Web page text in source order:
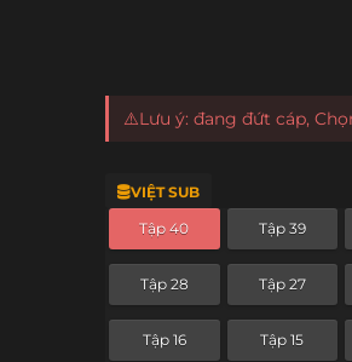
⚠️Lưu ý: đang đứt cáp,
VIỆT SUB
Tập 40 Tập 39
Tập 28 Tập 27
Tập 16 Tập 15